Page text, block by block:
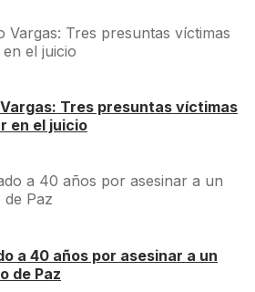
Tres presuntas víctimas
en el juicio
a 40 años por asesinar a un
de Paz